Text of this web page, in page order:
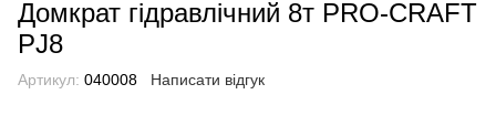
Домкрат гідравлічний 8т PRO-CRAFT
PJ8
Артикул: 040008 Написати відгук